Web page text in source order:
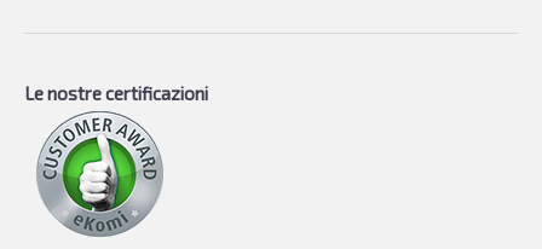
Le nostre certificazioni